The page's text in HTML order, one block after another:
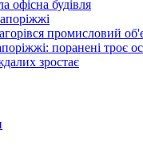
офісна будівля
промисловий
поранені троє
зростає